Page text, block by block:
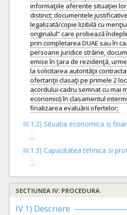
informaţiile aferente situaţiei lor
distinct; documentele
legalizată/copie lizibilă cu
originalul” care probează
prin completarea DUAE sau în
persoane juridice străine,
emise în ţara de rezidenţă,
la solicitarea autorităţii
ofertanţii clasaţi pe primele 2
acordului-cadru semnat cu mai
economici) în clasamentul
III.1.2) Situatia economica si
III.1.3) Capacitatea tehnica si
SECTIUNEA IV: PROCEDURA
IV.1) Descriere